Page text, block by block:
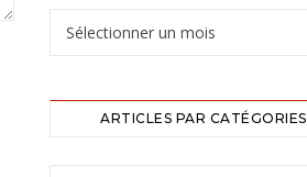
ARTICLES PAR CATÉGORIES